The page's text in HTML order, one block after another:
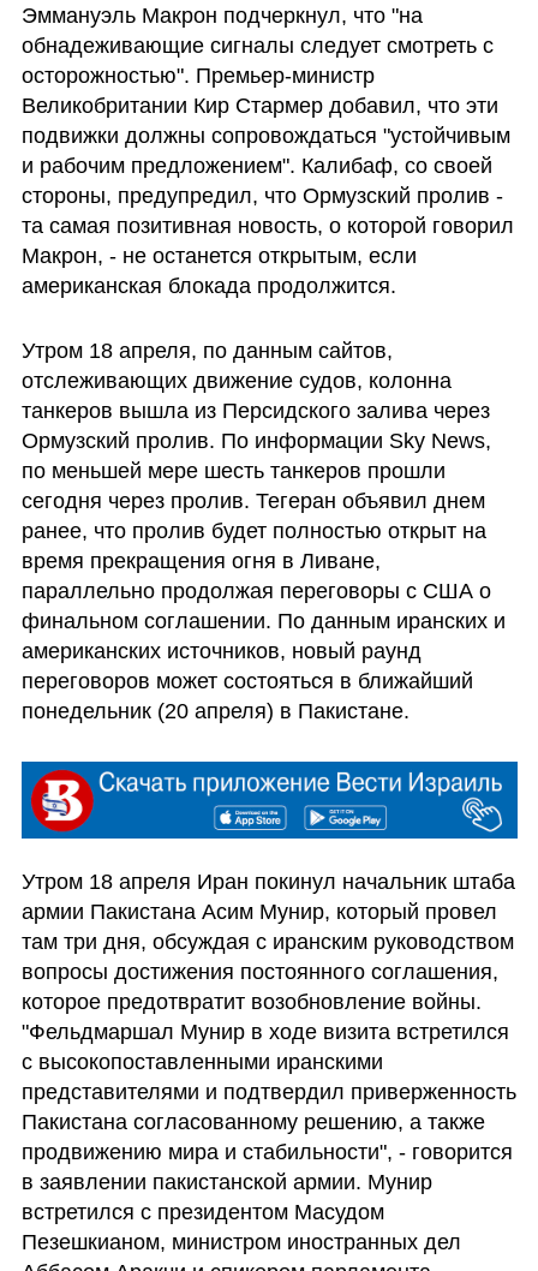
Эммануэль Макрон подчеркнул, что "на
обнадеживающие сигналы следует смотреть с
осторожностью". Премьер-министр
Великобритании Кир Стармер добавил, что эти
подвижки должны сопровождаться "устойчивым
и рабочим предложением". Калибаф, со своей
стороны, предупредил, что Ормузский пролив -
та самая позитивная новость, о которой говорил
Макрон, - не останется открытым, если
американская блокада продолжится.
Утром 18 апреля, по данным сайтов,
отслеживающих движение судов, колонна
танкеров вышла из Персидского залива через
Ормузский пролив. По информации Sky News,
по меньшей мере шесть танкеров прошли
сегодня через пролив. Тегеран объявил днем
ранее, что пролив будет полностью открыт на
время прекращения огня в Ливане,
параллельно продолжая переговоры с США о
финальном соглашении. По данным иранских и
американских источников, новый раунд
переговоров может состояться в ближайший
понедельник (20 апреля) в Пакистане.
Утром 18 апреля Иран покинул начальник штаба
армии Пакистана Асим Мунир, который провел
там три дня, обсуждая с иранским руководством
вопросы достижения постоянного соглашения,
которое предотвратит возобновление войны.
"Фельдмаршал Мунир в ходе визита встретился
с высокопоставленными иранскими
представителями и подтвердил приверженность
Пакистана согласованному решению, а также
продвижению мира и стабильности", - говорится
в заявлении пакистанской армии. Мунир
встретился с президентом Масудом
Пезешкианом, министром иностранных дел